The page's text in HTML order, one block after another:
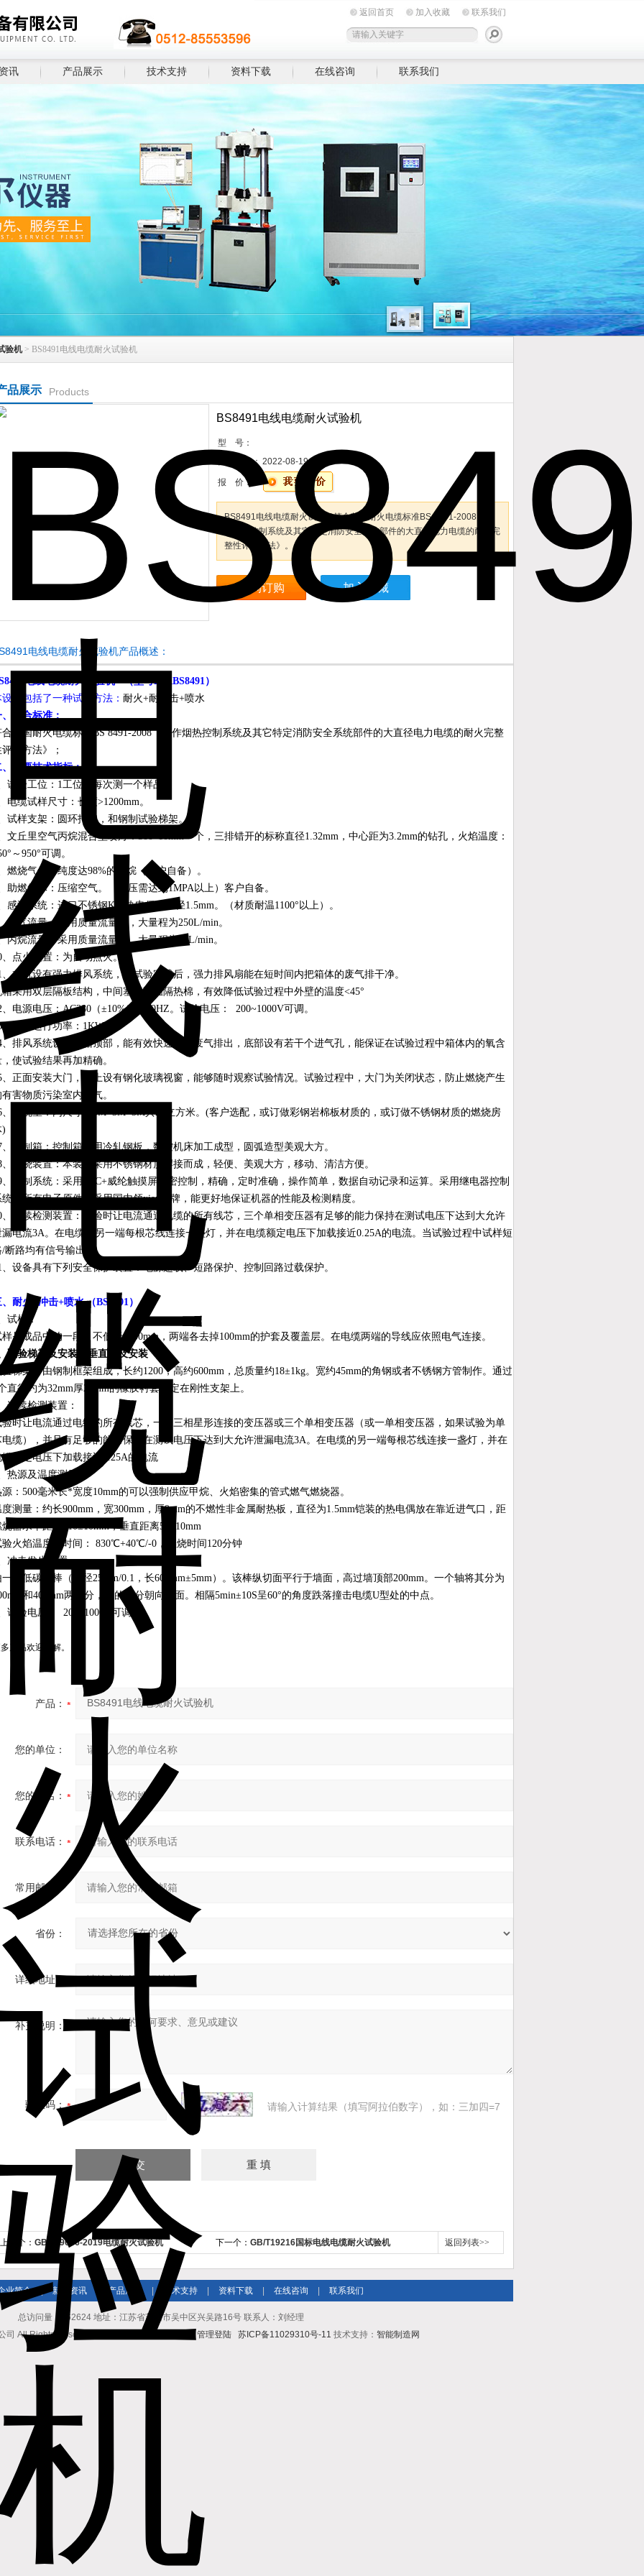
返回首页 加入收藏 联系我们
讯 产品展示 技术支持 资料下载 在线咨询 联系我们
验机> BS8491电线电缆耐火试验机
品展示 Products
BS8491电线电缆耐火试验机
型 号：
更新时间： 2022-08-19
报 价：
BS8491电线电缆耐火试验机符合英国耐火电缆标准BS 8491-2008《用
作烟热控制系统及其它特定消防安全系统部件的大直径电力电缆的耐火完
整性评估方法》。
咨询订购 加入收藏
电线电缆耐火试验机产品概述：
电线电缆耐火试验机 （型号K-RBS8491）
设备包括了一种试样方法： 耐火+耐冲击+喷水
、
符合标准：
英国耐火电缆标准
BS 8491-2008《用作烟热控制系统及其它特定消防安全系统部件的大直径电力电缆的耐火完整
估方法》；
、
主要技术指标：
试验工位： 1工位，每次测一个样品。
电缆试样尺寸：长度>1200mm。
试样支架 ：圆环托架， 和钢制试验梯架。
文丘里空气丙烷混合型喷灯：500*10mm一个， 三排错开的标称直径1.32mm ，中心距为3.2mm的钻孔 ， 火焰温度：
～ 950°可调。
燃烧气体：纯度达98%的丙烷（客户自备）。
助燃气体：压缩空气。（气压需达到1MPA以上）客户自备。
感温系统：进口不锈钢K 型热电偶，直径1.5mm。（材质耐温1100°以上）。
空气流量：采用质量流量计，大量程为250L/min。
丙烷流量：采用质量流量计，大量程为 30L/min。
、 点火装置：为自动点火。
、本机设有强力排风系统，当试验完成后，强力排风扇能在短时间内把箱体的废气排干净。
箱采用双层隔板结构，中间塞满高温隔热棉，有效降低试验过程中外壁的温度<45°
、 电源电压：AC380 （±10%） V/50HZ。试验电压： 200~1000V可调。
机器运行功率： 1KW
、 排风系统设于机箱顶部，能有效快速地将废气排出，底部设有若干个进气孔，能保证在试验过程中箱体内的氧含
，使试验结果再加精确。
、 正面安装大门，门上设有钢化玻璃视窗，能够随时观察试验情况。试验过程中，大门为关闭状态，防止燃烧产生
有害物质污染室内空气。
、 燃烧室：内尺寸： 3M×3M×3M共27 立方米。 (客户选配，或订做彩钢岩棉板材质的，或订做不锈钢材质的燃烧房
)
、
控制箱：控制箱采用冷轧钢板，数控机床加工成型，圆弧造型美观大方。
、
燃烧装置：本装置采用不锈钢材质焊接而成，轻便、美观大方，移动、清洁方便。
、 控制系统：采用 PLC+威纶触摸屏精密控制，精确，定时准确，操作简单，数据自动记录和运算。采用继电器控制
统，所有电子原件均采用国内领xian
品牌，能更好地保证机器的性能及检测精度。
、
连续检测装置：试验时让电流通过电缆的所有线芯，三个单相变压器有足够的能力保持在测试电压下达到大允许
漏电流3A。在电缆的另一端每根芯线连接一盏灯，并在电缆额定电压下加载接近0.25A的电流。当试验过程中试样短
/断路均有信号输出。
、 设备具有下列安全保护装置：电源超载、短路保护、控制回路过载保护。
耐火 冲击+喷水 （BS8491）：
试样：
样是成品中的一段，不低于1 00mm，两端各去掉100mm的护套及覆盖层。在电缆两端的导线应依照电气连接。
试验梯架及安装
垂直板及安装
验梯架有由钢制框架组成，长约1200，高约600mm ，总质量约18±1kg。宽约45mm的角钢或者不锈钢方管制作。通过
直径约为32mm厚20mm的橡胶衬套固定在刚性支架上。
连续检测装置：
验时让电流通过电缆的所有线芯，一个三相星形连接的变压器或三个单相变压器（或一单相变压器，如果试验为单
电缆），并且有足够的能力保持在测试电压下达到大允许泄漏电流3A。在电缆的另一端每根芯线连接一盏灯，并在
额定电压下加载接近
0.25A的电流
热源及温度测量
： 500毫米长*宽度10mm的可以强制供应甲烷、火焰密集的管式燃气燃烧器。
度测量：约长900mm ，宽300mm ，厚9mm的不燃性非金属耐热板，直径为1.5mm铠装的热电偶放在靠近进气口，距
器水平距离
110±10mm，垂直距离50±10mm
验火焰温度及时间：
830℃+40℃/-0 ，燃烧时间 120分钟
冲击发生装置
一根低碳钢棒（直径25mm/0.1 ，长600mm±5mm）。该棒纵切面平行于墙面，高过墙顶部200mm。一个轴将其分为
和400mm两部分，长的部分朝向墙面。相隔5min±10S呈60°的角度跌落撞击电缆U型处的中点。
试验电压：
200~1000V 可调。
产品欢迎了解。
产品：
您的单位：
您的姓名：
联系电话：
常用邮箱：
省份：
详细地址：
补充说明：
验证码： 请输入计算结果（填写阿拉伯数字），如：三加四=7
上一个： GB/T19666-2019电缆耐火试验机 下一个： GB/T19216国标电线电缆耐火试验机 返回列表>>
业简介 新闻资讯 | 产品展示 | 技术支持 资料下载 在线咨询 联系我们
总访问量：362624 地址：江苏省苏州市吴中区兴吴路16号 联系人：刘经理
司 All Rights Reserved 版权所有
管理登陆 苏ICP备11029310号-11 技术支持： 智能制造网